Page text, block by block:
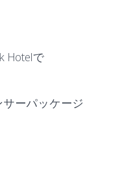
Hotelで
ーパッケージ